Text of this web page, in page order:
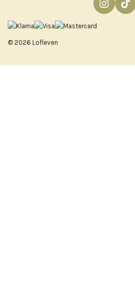
I
n
r
T
i
© 2026 Lofleven